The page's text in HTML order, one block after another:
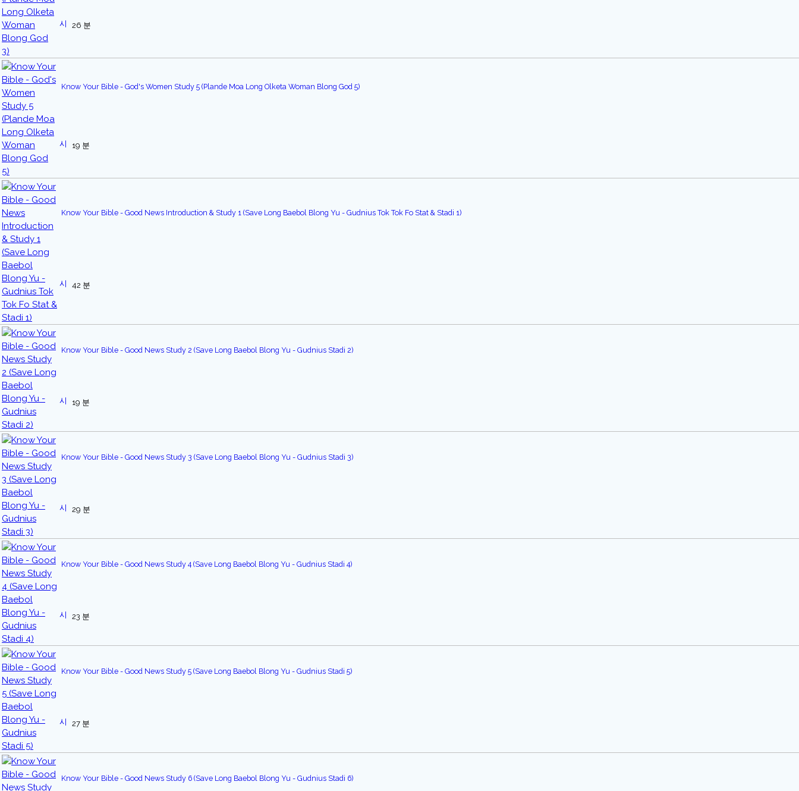
26 분
Know Your Bible - God's Women Study 5 (Plande Moa Long Olketa Woman Blong God 5)
19 분
Know Your Bible - Good News Introduction & Study 1 (Save Long Baebol Blong Yu - Gudnius Tok Tok Fo Stat & Stadi 1)
42 분
Know Your Bible - Good News Study 2 (Save Long Baebol Blong Yu - Gudnius Stadi 2)
19 분
Know Your Bible - Good News Study 3 (Save Long Baebol Blong Yu - Gudnius Stadi 3)
29 분
Know Your Bible - Good News Study 4 (Save Long Baebol Blong Yu - Gudnius Stadi 4)
23 분
Know Your Bible - Good News Study 5 (Save Long Baebol Blong Yu - Gudnius Stadi 5)
27 분
Know Your Bible - Good News Study 6 (Save Long Baebol Blong Yu - Gudnius Stadi 6)